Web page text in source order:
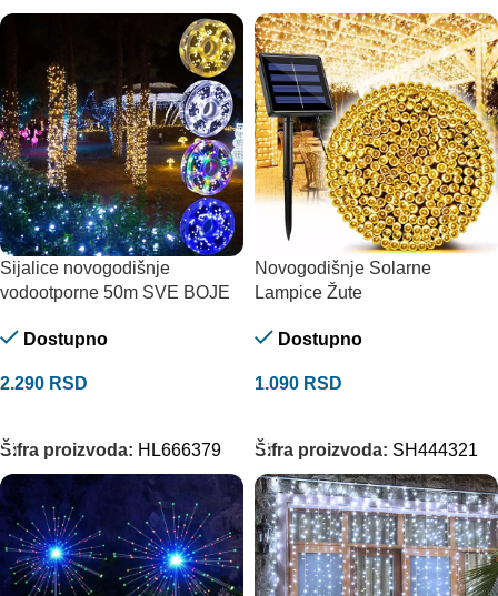
Sijalice novogodišnje
vodootporne 50m SVE BOJE
Dostupno
2.290 RSD
Šifra proizvoda: HL666379
Novogodišnje Solarne
Lampice Žute
Dostupno
1.090 RSD
Šifra proizvoda: SH444321